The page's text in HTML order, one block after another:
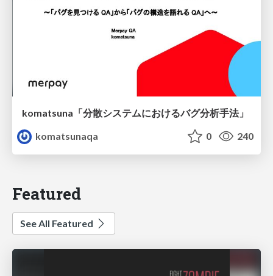
komatsuna「分散システムにおけるバグ分析手法」
komatsunaqa
0 240
Featured
See All Featured